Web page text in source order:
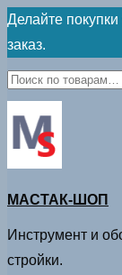
Skip
to
content
Делайте покупки
заказ.
Искать:
МАСТАК-ШОП
Инструмент и
стройки.